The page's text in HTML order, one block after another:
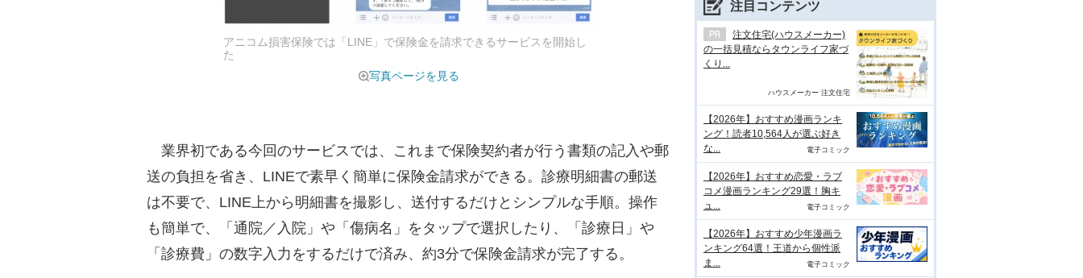
アニコム損害保険では「LINE」で保険金を請求できるサービスを開始し
た
写真ページを見る
業界初である今回のサービスでは、これまで保険契約者が行う書類の記入や郵
送の負担を省き、LINEで素早く簡単に保険金請求ができる。診療明細書の郵送
は不要で、LINE上から明細書を撮影し、送付するだけとシンプルな手順。操作
も簡単で、「通院／入院」や「傷病名」をタップで選択したり、「診療日」や
「診療費」の数字入力をするだけで済み、約3分で保険金請求が完了する。
注目コンテンツ
注文住宅(ハウスメーカー)
の一括見積ならタウンライフ家づ
くり...
ハウスメーカー 注文住宅
【2026年】おすすめ漫画ランキ
ング！読者10,564人が選ぶ好き
な...
電子コミック
【2026年】おすすめ恋愛・ラブ
コメ漫画ランキング29選！胸キ
ュ...
電子コミック
【2026年】おすすめ少年漫画ラ
ンキング64選！王道から個性派
ま...
電子コミック